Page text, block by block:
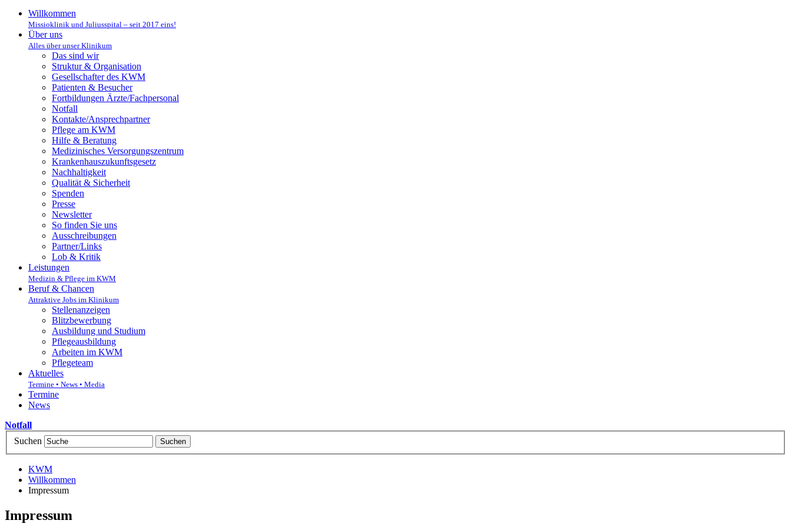
Willkommen
Missioklinik und Juliusspital – seit 2017 eins!
Über uns
Alles über unser Klinikum
Das sind wir
Struktur & Organisation
Gesellschafter des KWM
Patienten & Besucher
Fortbildungen Ärzte/Fachpersonal
Notfall
Kontakte/Ansprechpartner
Pflege am KWM
Hilfe & Beratung
Medizinisches Versorgungszentrum
Krankenhauszukunftsgesetz
Nachhaltigkeit
Qualität & Sicherheit
Spenden
Presse
Newsletter
So finden Sie uns
Ausschreibungen
Partner/Links
Lob & Kritik
Leistungen
Medizin & Pflege im KWM
Beruf & Chancen
Attraktive Jobs im Klinikum
Stellenanzeigen
Blitzbewerbung
Ausbildung und Studium
Pflegeausbildung
Arbeiten im KWM
Pflegeteam
Aktuelles
Termine • News • Media
Termine
News
Notfall
Suchen
KWM
Willkommen
Impressum
Impressum